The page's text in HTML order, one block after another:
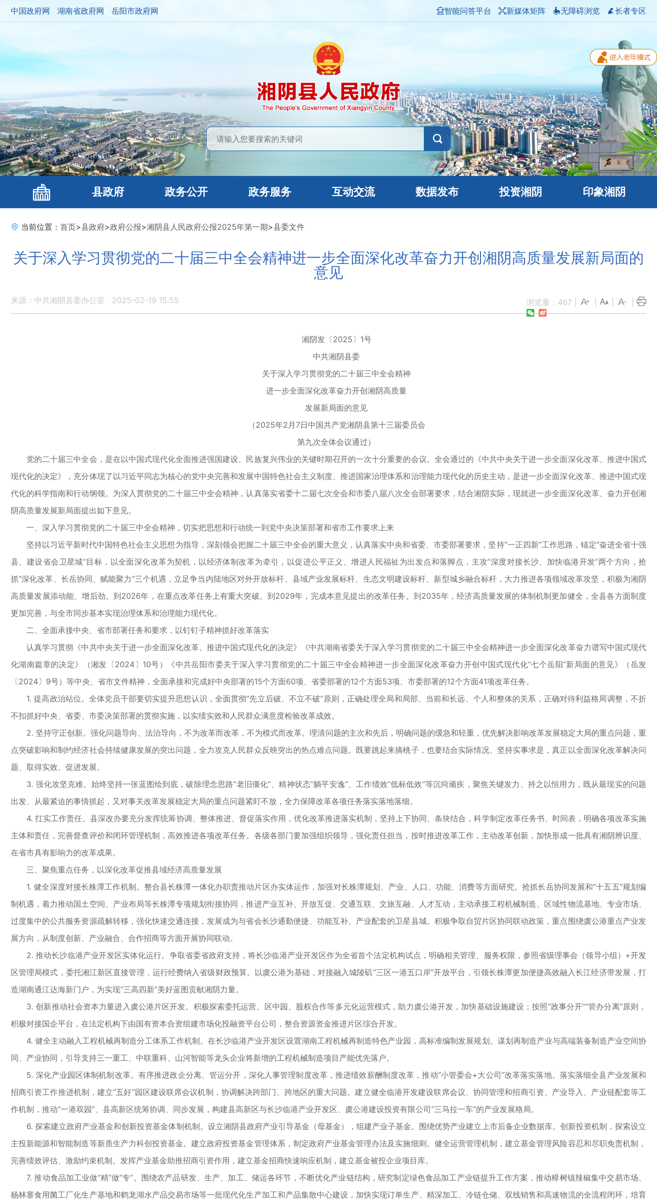
中国政府网 湖南省政府网 岳阳市政府网 智能问答平台 新媒体矩阵 无障碍浏览 长者专区
县政府 政务公开 政务服务 互动交流 数据发布 投资湘阴 印象湘阴
当前位置： 首页>县政府>政府公报>湘阴县人民政府公报2025年第一期>县委文件
关于深入学习贯彻党的二十届三中全会精神进一步全面深化改革奋力开创湘阴高质量发展新局面的
意见
来源：中共湘阴县委办公室 2025-02-19 15:55 浏览量： 467
湘阴发〔2025〕1号
中共湘阴县委
关于深入学习贯彻党的二十届三中全会精神
进一步全面深化改革奋力开创湘阴高质量
发展新局面的意见
（2025年2月7日中国共产党湘阴县第十三届委员会
第九次全体会议通过）
党的二十届三中全会，是在以中国式现代化全面推进强国建设、民族复兴伟业的关键时期召开的一次十分重要的会议。全会通过的《中共中央关于进一步全面深化改革、推进中国式
现代化的决定》，充分体现了以习近平同志为核心的党中央完善和发展中国特色社会主义制度、推进国家治理体系和治理能力现代化的历史主动，是进一步全面深化改革、推进中国式现
代化的科学指南和行动纲领。为深入贯彻党的二十届三中全会精神，认真落实省委十二届七次全会和市委八届八次全会部署要求，结合湘阴实际，现就进一步全面深化改革、奋力开创湘
阴高质量发展新局面提出如下意见。
一、深入学习贯彻党的二十届三中全会精神，切实把思想和行动统一到党中央决策部署和省市工作要求上来
坚持以习近平新时代中国特色社会主义思想为指导，深刻领会把握二十届三中全会的重大意义，认真落实中央和省委、市委部署要求，坚持“一正四新”工作思路，锚定“奋进全省十强
县、建设省会卫星城”目标，以全面深化改革为契机，以经济体制改革为牵引，以促进公平正义、增进人民福祉为出发点和落脚点，主攻“深度对接长沙、加快临港开发”两个方向，抢
抓“深化改革、长岳协同、赋能聚力”三个机遇，立足争当内陆地区对外开放标杆、县域产业发展标杆、生态文明建设标杆、新型城乡融合标杆，大力推进各项领域改革攻坚，积极为湘阴
高质量发展添动能、增后劲。到2026年，在重点改革任务上有重大突破。到2029年，完成本意见提出的改革任务。到2035年，经济高质量发展的体制机制更加健全，全县各方面制度
更加完善，与全市同步基本实现治理体系和治理能力现代化。
二、全面承接中央、省市部署任务和要求，以钉钉子精神抓好改革落实
认真学习贯彻《中共中央关于进一步全面深化改革、推进中国式现代化的决定》《中共湖南省委关于深入学习贯彻党的二十届三中全会精神进一步全面深化改革奋力谱写中国式现代
化湖南篇章的决定》（湘发〔2024〕10号）《中共岳阳市委关于深入学习贯彻党的二十届三中全会精神进一步全面深化改革奋力开创中国式现代化“七个岳阳”新局面的意见》（岳发
〔2024〕9号）等中央、省市文件精神，全面承接和完成好中央部署的15个方面60项、省委部署的12个方面53项、市委部署的12个方面41项改革任务。
1. 提高政治站位。全体党员干部要切实提升思想认识，全面贯彻“先立后破、不立不破”原则，正确处理全局和局部、当前和长远、个人和整体的关系，正确对待利益格局调整，不折
不扣抓好中央、省委、市委决策部署的贯彻实施，以实绩实效和人民群众满意度检验改革成效。
2. 坚持守正创新。强化问题导向、法治导向，不为改革而改革，不为模式而改革。理清问题的主次和先后，明确问题的缓急和轻重，优先解决影响改革发展稳定大局的重点问题，重
点突破影响和制约经济社会持续健康发展的突出问题，全力攻克人民群众反映突出的热点难点问题。既要跳起来摘桃子，也要结合实际情况、坚持实事求是，真正以全面深化改革解决问
题、取得实效、促进发展。
3. 强化攻坚克难。始终坚持一张蓝图绘到底，破除理念思路“老旧僵化”、精神状态“躺平安逸”、工作绩效“低标低效”等沉疴顽疾，聚焦关键发力、持之以恒用力，既从最现实的问题
出发、从最紧迫的事情抓起，又对事关改革发展稳定大局的重点问题紧盯不放，全力保障改革各项任务落实落地落细。
4. 扛实工作责任。县深改办要充分发挥统筹协调、整体推进、督促落实作用，优化改革推进落实机制，坚持上下协同、条块结合，科学制定改革任务书、时间表，明确各项改革实施
主体和责任，完善督查评价和闭环管理机制，高效推进各项改革任务。各级各部门要加强组织领导，强化责任担当，按时推进改革工作，主动改革创新，加快形成一批具有湘阴辨识度、
在省市具有影响力的改革成果。
三、聚焦重点任务，以深化改革促推县域经济高质量发展
1. 健全深度对接长株潭工作机制。整合县长株潭一体化办职责推动片区办实体运作，加强对长株潭规划、产业、人口、功能、消费等方面研究。抢抓长岳协同发展和“十五五”规划编
制机遇，着力推动国土空间、产业布局等长株潭专项规划衔接协同，推进产业互补、开放互促、交通互联、文旅互融、人才互动，主动承接工程机械制造、区域性物流基地、专业市场、
过度集中的公共服务资源疏解转移，强化快速交通连接，发展成为与省会长沙通勤便捷、功能互补、产业配套的卫星县城。积极争取自贸片区协同联动政策，重点围绕虞公港重点产业发
展方向，从制度创新、产业融合、合作招商等方面开展协同联动。
2. 推动长沙临港产业开发区实体化运行。争取省委省政府支持，将长沙临港产业开发区作为全省首个法定机构试点，明确相关管理、服务权限，参照省级理事会（领导小组）+开发
区管理局模式，委托湘江新区直接管理，运行经费纳入省级财政预算。以虞公港为基础，对接融入城陵矶“三区一港五口岸”开放平台，引领长株潭更加便捷高效融入长江经济带发展，打
造湖南通江达海新门户，为实现“三高四新”美好蓝图贡献湘阴力量。
3. 创新推动社会资本力量进入虞公港片区开发。积极探索委托运营、区中园、股权合作等多元化运营模式，助力虞公港开发，加快基础设施建设；按照“政事分开”“管办分离”原则，
积极对接国企平台，在法定机构下由国有资本合资组建市场化投融资平台公司，整合资源资金推进片区综合开发。
4. 健全主动融入工程机械再制造分工体系工作机制。在长沙临港产业开发区设置湖南工程机械再制造特色产业园，高标准编制发展规划。谋划再制造产业与高端装备制造产业空间协
同、产业协同，引导支持三一重工、中联重科、山河智能等龙头企业将新增的工程机械制造项目产能优先落户。
5. 深化产业园区体制机制改革。有序推进政企分离、管运分开，深化人事管理制度改革，推进绩效薪酬制度改革，推动“小管委会+大公司”改革落实落地。落实落细全县产业发展和
招商引资工作推进机制，建立“五好”园区建设联席会议机制，协调解决跨部门、跨地区的重大问题。建立健全临港开发建设联席会议、协同管理和招商引资、产业导入、产业链配套等工
作机制，推动“一港双园”、县高新区统筹协调、同步发展，构建县高新区与长沙临港产业开发区、虞公港建设投资有限公司“三马拉一车”的产业发展格局。
6. 探索建立政府产业基金和创新投资基金体制机制。设立湘阴县政府产业引导基金（母基金），组建产业子基金。围绕优势产业建立上市后备企业数据库。创新投资机制，探索设立
主投新能源和智能制造等新质生产力科创投资基金。建立政府投资基金管理体系，制定政府产业基金管理办法及实施细则。健全运营管理机制，建立基金管理风险容忍和尽职免责机制，
完善绩效评估、激励约束机制。发挥产业基金助推招商引资作用，建立基金招商快速响应机制，建立基金被投企业项目库。
7. 推动食品加工业做“精”做“专”。围绕农产品研发、生产、加工、储运各环节，不断优化产业链结构，研究制定绿色食品加工产业链提升工作方案，推动樟树镇辣椒集中交易市场、
杨林寨食用菌工厂化生产基地和鹤龙湖水产品交易市场等一批现代化生产加工和产品集散中心建设，加快实现订单生产、精深加工、冷链仓储、双线销售和高速物流的全流程闭环，培育